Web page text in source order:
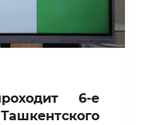
6-е